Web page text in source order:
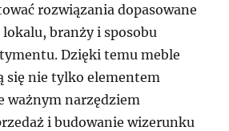
rozwiązania dopasowane
branży i sposobu
Dzięki temu meble
się nie tylko elementem
ważnym narzędziem
i budowanie wizerunku